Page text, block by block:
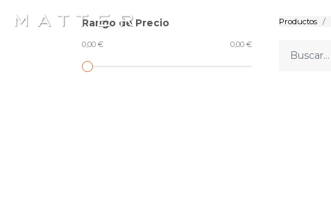
Rango de Precio
0,00 € 0,00 €
Productos